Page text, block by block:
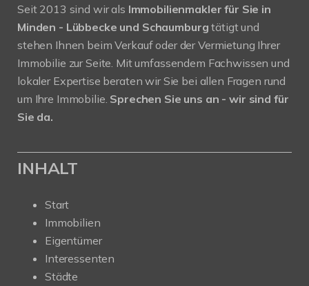
Seit 2013 sind wir als Immobilienmakler für Sie in
Minden - Lübbecke und Schaumburgtätigt und
stehen Ihnen beim Verkauf oder der Vermietung Ihrer
Immobilie zur Seite. Mit umfassendem Fachwissen und
lokaler Expertise beraten wir Sie bei allen Fragen rund
um Ihre Immobilie. Sprechen Sie uns an - wir sind für
Sie da.
INHALT
Start
Immobilien
Eigentümer
Interessenten
Städte